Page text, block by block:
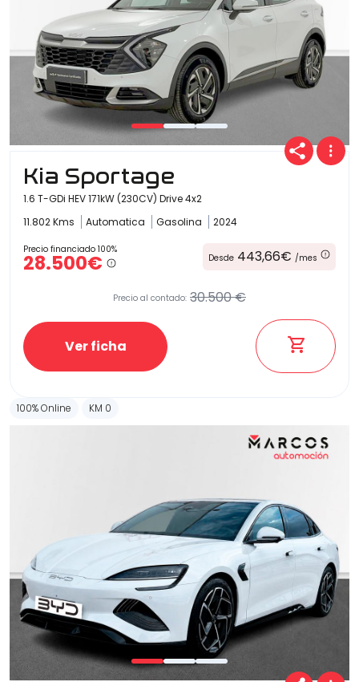
Cuota
Año
Kilómetros
Combustible
(Elige una o varias opciones)
Etiqueta medioambiental
Potencia
Transmisión
Carrocería
Kia Sportage
1.6 T-GDi HEV 171kW (230CV) Drive 4x2
11.802 Kms
Automatica Gasolina 2024
Precio financiado 100%
28.500€ Desde 443,66€ /mes
Precio al contado: 30.500 €
Ver ficha
100% Online KM 0